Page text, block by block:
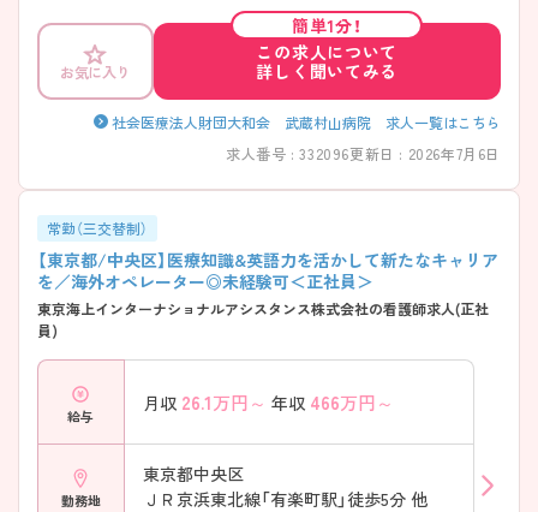
ちんと理解できるように論理を重視した教育プログラムにし、自分なり
のやさしさを持って看護できる看護師を育てています。院内では毎月1
回、各部署の勉強会も行っています。まだ勉強したい若手から、結婚して
子育てと両立したい世代まで、幅広い世代が長く働ける環境作りを目指
しています。 ご興味のある方には、面接対策ポイントなど、さらに詳細を
お話いたしますのでお気軽にご相談下さい。
お気に入り
簡単1分！
この求人について
詳しく聞いてみる
社会医療法人財団大和会 武蔵村山病院 求人一覧はこちら
求人番号 : 332096更新日 : 2026年7月6日
常勤（三交替制）
【東京都/中央区】医療知識&英語力を活かして新たなキャリア
を／海外オペレーター◎未経験可＜正社員＞
東京海上インターナショナルアシスタンス株式会社の看護師求人(正社
員)
給与
月収 26.1万円～ 年収 466万円～
勤務地
東京都中央区
ＪＲ京浜東北線「有楽町駅」徒歩5分 他